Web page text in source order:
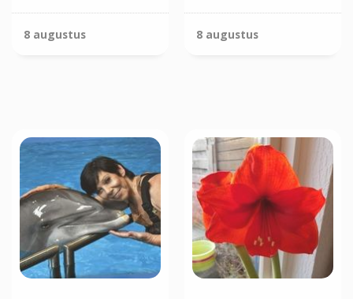
8 augustus 8 augustus